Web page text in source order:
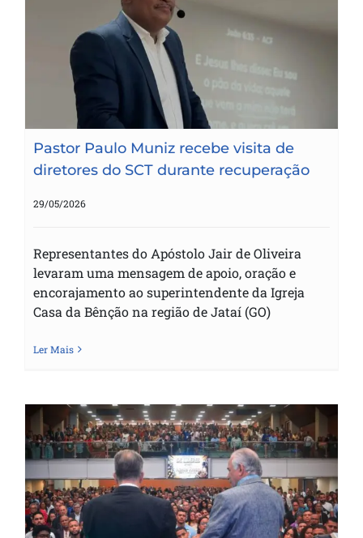
Pastor Paulo Muniz recebe visita de
diretores do SCT durante recuperação
Pastor Paulo Muniz recebe visita de
diretores do SCT durante recuperação
29/05/2026
Representantes do Apóstolo Jair de Oliveira
levaram uma mensagem de apoio, oração e
encorajamento ao superintendente da Igreja
Casa da Bênção na região de Jataí (GO)
Ler Mais
Conferência ICB Bahia reúne mais de 3
mil pessoas em Salvador